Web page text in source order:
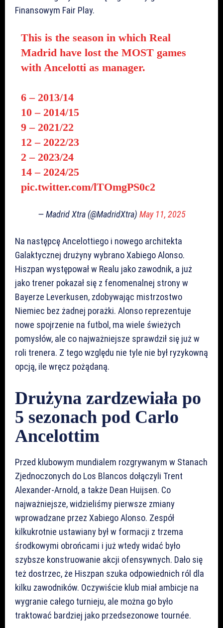
Finansowym Fair Play.
This is the season in which Real
Madrid have lost the MOST games
with Ancelotti as manager.
6 – 2013/14
10 – 2014/15
9 – 2021/22
12 – 2022/23
2 – 2023/24
14 – 2024/25
pic.twitter.com/lTOmgPS0c2
— Madrid Xtra (@MadridXtra) May 11, 2025
Na następcę Ancelottiego i nowego architekta
Galaktycznej drużyny wybrano Xabiego Alonso.
Hiszpan występował w Realu jako zawodnik, a już
jako trener pokazał się z fenomenalnej strony w
Bayerze Leverkusen, zdobywając mistrzostwo
Niemiec bez żadnej porażki. Alonso reprezentuje
nowe spojrzenie na futbol, ma wiele świeżych
pomysłów, ale co najważniejsze sprawdził się już w
roli trenera. Z tego względu nie tyle nie był ryzykowną
opcją, ile wręcz pożądaną.
Drużyna zardzewiała po
5 sezonach pod Carlo
Ancelottim
Przed klubowym mundialem rozgrywanym w Stanach
Zjednoczonych do Los Blancos dołączyli Trent
Alexander-Arnold, a także Dean Huijsen. Co
najważniejsze, widzieliśmy pierwsze zmiany
wprowadzane przez Xabiego Alonso. Zespół
kilkukrotnie ustawiany był w formacji z trzema
środkowymi obrońcami i już wtedy widać było
szybsze konstruowanie akcji ofensywnych. Dało się
też dostrzec, że Hiszpan szuka odpowiednich ról dla
kilku zawodników. Oczywiście klub miał ambicje na
wygranie całego turnieju, ale można go było
traktować bardziej jako przedsezonowe tournée.